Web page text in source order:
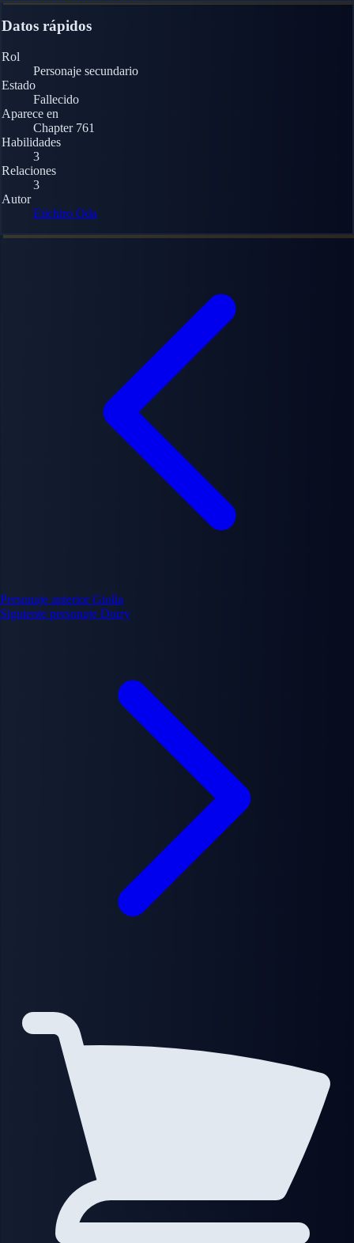
Datos rápidos
Rol
Personaje secundario
Estado
Fallecido
Aparece en
Chapter 761
Habilidades
3
Relaciones
3
Autor
Eiichiro Oda
Personaje anterior Giolla
Siguiente personaje Dorry